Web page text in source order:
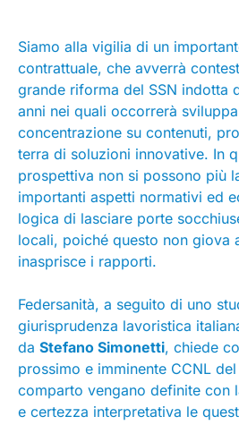
Siamo alla vigilia di un
contrattuale, che avverrà
grande riforma del SSN indotta
anni nei quali occorrerà
concentrazione su contenuti,
terra di soluzioni innovative. In
prospettiva non si possono più
importanti aspetti normativi ed
logica di lasciare porte
locali, poiché questo non giova
inasprisce i rapporti.
Federsanità, a seguito di uno
giurisprudenza lavoristica
da Stefano Simonetti, chiede
prossimo e imminente CCNL
comparto vengano definite con
e certezza interpretativa le